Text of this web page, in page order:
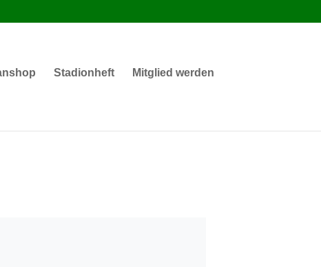
Stadionheft Mitglied werden